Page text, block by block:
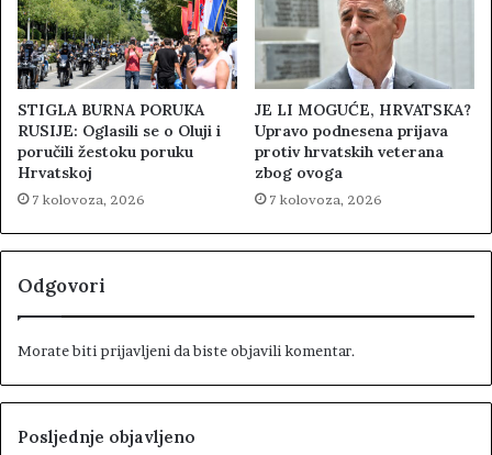
STIGLA BURNA PORUKA
RUSIJE: Oglasili se o Oluji i
poručili žestoku poruku
Hrvatskoj
7 kolovoza, 2026
JE LI MOGUĆE, HRVATSKA?
Upravo podnesena prijava
protiv hrvatskih veterana
zbog ovoga
7 kolovoza, 2026
Odgovori
Morate biti prijavljeni da biste objavili komentar.
Posljednje objavljeno